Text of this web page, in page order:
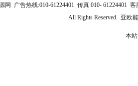
网 广告热线:010-61224401 传真 010- 61224401
All Rights Reserved. 亚欧
本